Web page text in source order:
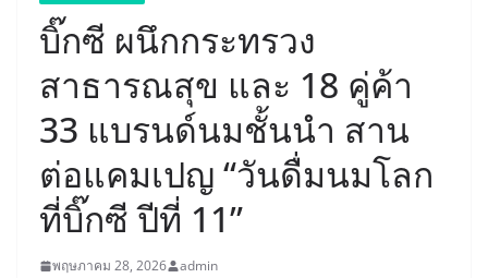
บิ๊กซี ผนึกกระทรวง
สาธารณสุข และ 18 คู่ค้า
33 แบรนด์นมชั้นนำ สาน
ต่อแคมเปญ “วันดื่มนมโลก
ที่บิ๊กซี ปีที่ 11”
พฤษภาคม 28, 2026 admin